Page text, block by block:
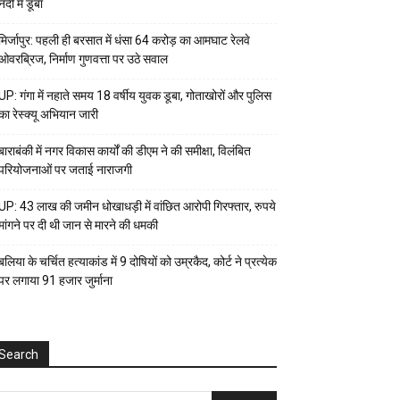
में डूबा
पहली ही बरसात में धंसा 64 करोड़ का आमघाट रेलवे
निर्माण गुणवत्ता पर उठे सवाल
गंगा में नहाते समय 18 वर्षीय युवक डूबा, गोताखोरों और पुलिस
रेस्क्यू अभियान जारी
में नगर विकास कार्यों की डीएम ने की समीक्षा, विलंबित
पर जताई नाराजगी
43 लाख की जमीन धोखाधड़ी में वांछित आरोपी गिरफ्तार, रुपये
पर दी थी जान से मारने की धमकी
के चर्चित हत्याकांड में 9 दोषियों को उम्रकैद, कोर्ट ने प्रत्येक
लगाया ₹91 हजार जुर्माना